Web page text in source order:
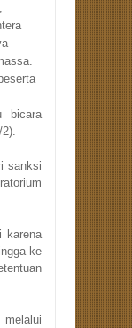
bicara
sanksi
karena
ke